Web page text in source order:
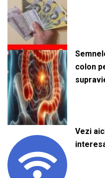
colon
Vezi